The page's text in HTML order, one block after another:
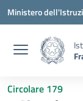
Vai ai contenuti
Vai al menu di
Vai al footer
Ministero
Circolare 179